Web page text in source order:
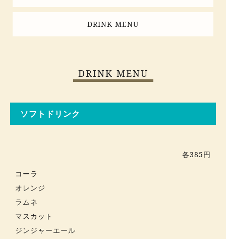
DRINK MENU
DRINK MENU
ソフトドリンク
各385円
コーラ
オレンジ
ラムネ
マスカット
ジンジャーエール